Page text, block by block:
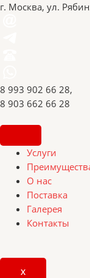
г. Москва, ул.
8 993 902 66 28,
8 903 662 66 28
Услуги
О нас
Поставка
Галерея
Контакты
X